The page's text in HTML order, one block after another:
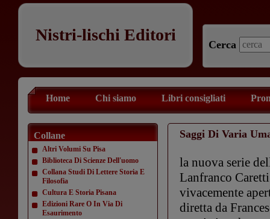
Nistri-lischi Editori
Cerca
Home Chi siamo Libri consigliati
Collane
Altri Volumi Su Pisa
Biblioteca Di Scienze Dell'uomo
Collana Studi Di Lettere Storia E
Filosofia
Cultura E Storia Pisana
Edizioni Rare O In Via Di
Esaurimento
Saggi Di Varia
la nuova serie
Lanfranco
vivacemente
diretta da